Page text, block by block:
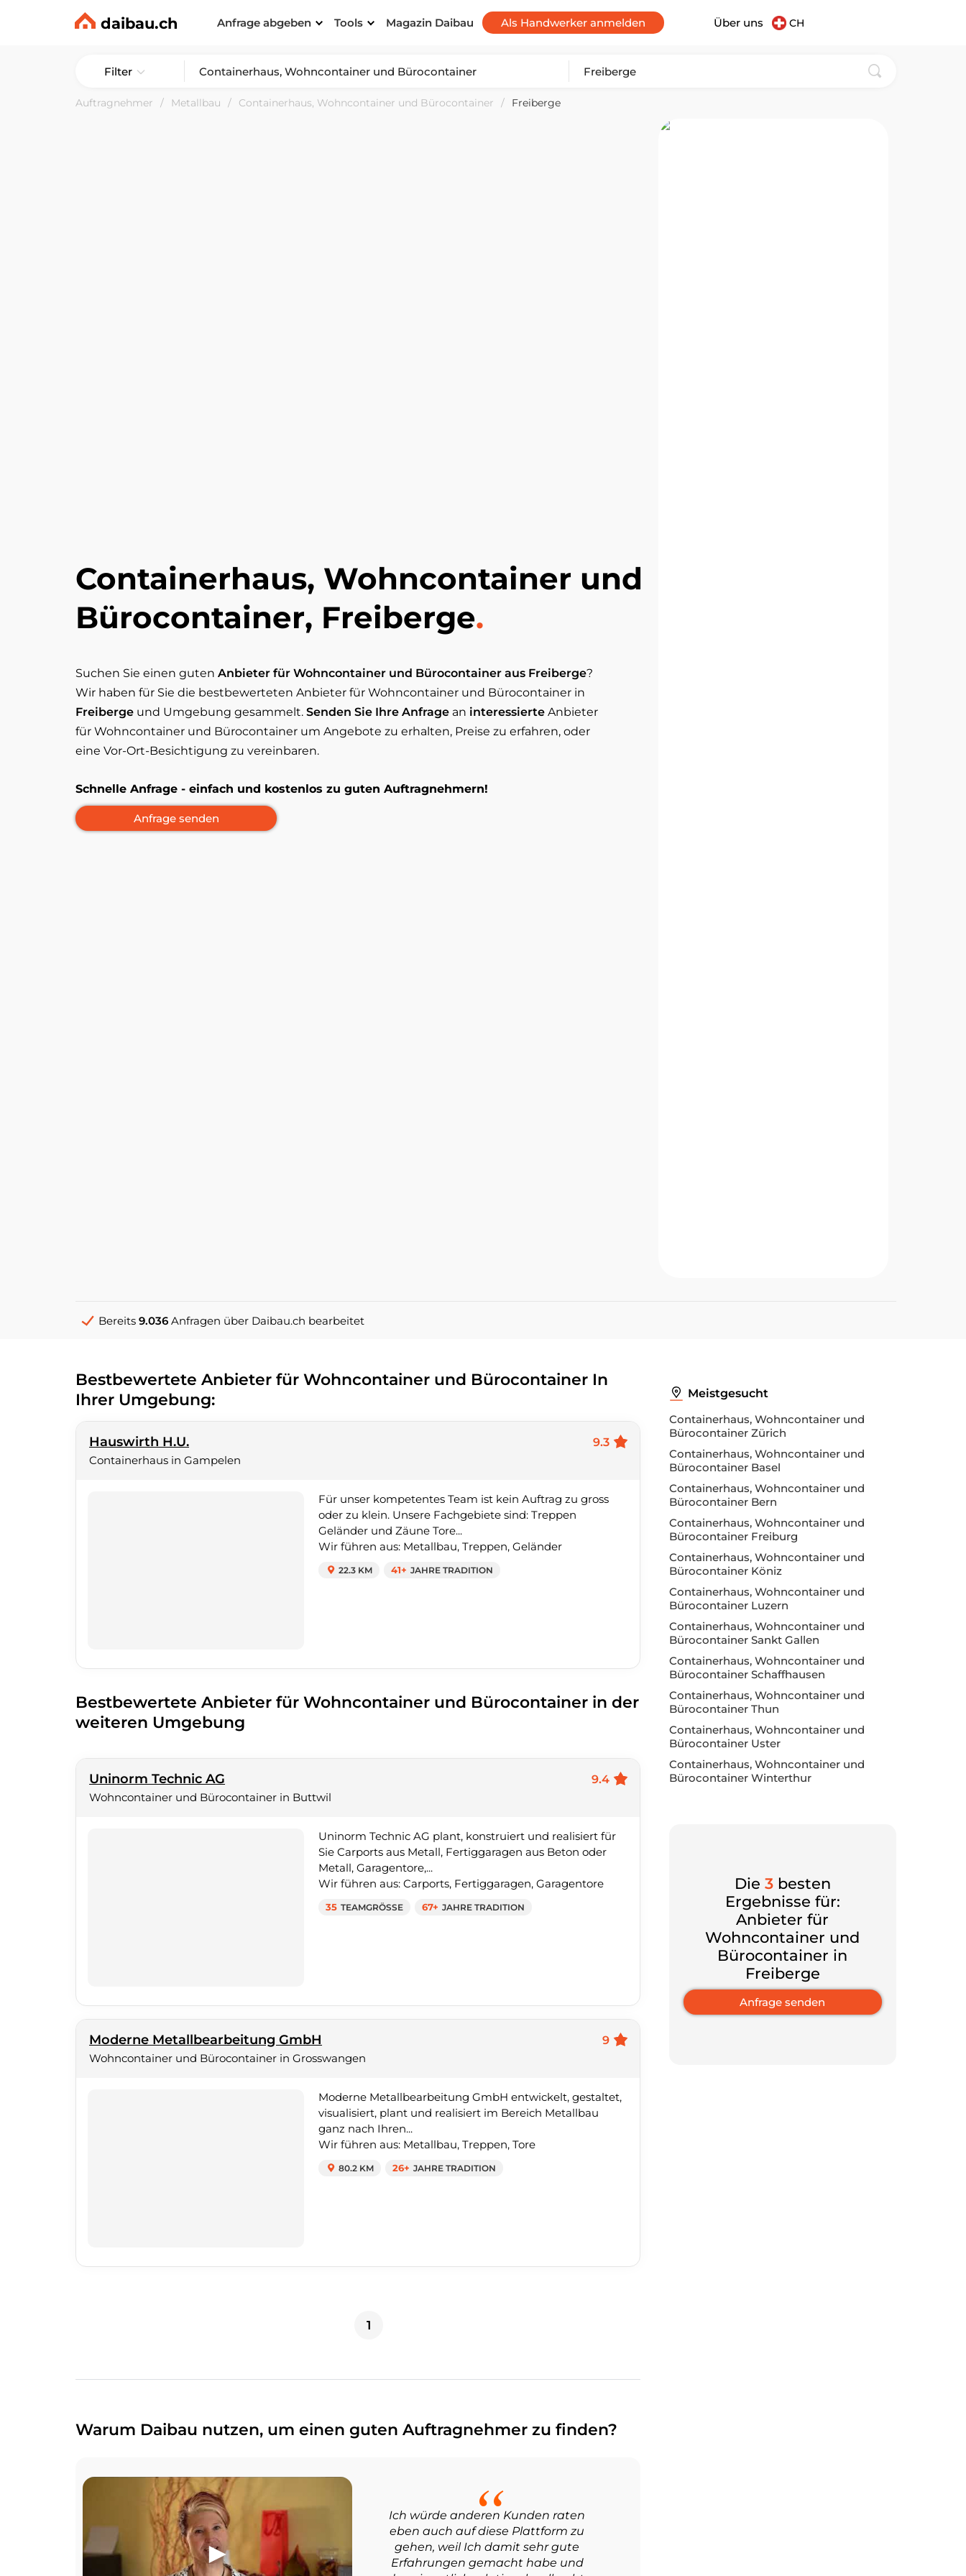
daibau.ch Anfrage abgeben Tools Magazin Daibau Als Handwerker anmelden Über uns CH
Filter
Auftragnehmer Metallbau Containerhaus, Wohncontainer und Bürocontainer Freiberge
Containerhaus, Wohncontainer und
Bürocontainer, Freiberge.
Suchen Sie einen gutenAnbieter für Wohncontainer und Bürocontainer aus Freiberge?
Wir haben für Sie die bestbewerteten Anbieter für Wohncontainer und Bürocontainer in
Freiberge und Umgebung gesammelt.Senden Sie Ihre Anfrage an interessierte Anbieter
für Wohncontainer und Bürocontainer um Angebote zu erhalten, Preise zu erfahren, oder
eine Vor-Ort-Besichtigung zu vereinbaren.
Schnelle Anfrage - einfach und kostenlos zu guten Auftragnehmern!
Bereits9.036 Anfragen über Daibau.ch bearbeitet
Bestbewertete Anbieter für Wohncontainer und Bürocontainer In
Ihrer Umgebung:
Hauswirth H.U.
9.3
Containerhaus in Gampelen
Für unser kompetentes Team ist kein Auftrag zu gross
oder zu klein. Unsere Fachgebiete sind: Treppen
Geländer und Zäune Tore...
Wir führen aus: Metallbau, Treppen, Geländer
22.3 KM 41+ JAHRE TRADITION
Bestbewertete Anbieter für Wohncontainer und Bürocontainer in der
weiteren Umgebung
Uninorm Technic AG
9.4
Wohncontainer und Bürocontainer in Buttwil
Uninorm Technic AG plant, konstruiert und realisiert für
Sie Carports aus Metall, Fertiggaragen aus Beton oder
Metall, Garagentore,...
Wir führen aus: Carports, Fertiggaragen, Garagentore
35 TEAMGRÖSSE 67+ JAHRE TRADITION
Moderne Metallbearbeitung GmbH
9
Wohncontainer und Bürocontainer in Grosswangen
Moderne Metallbearbeitung GmbH entwickelt, gestaltet,
visualisiert, plant und realisiert im Bereich Metallbau
ganz nach Ihren...
Wir führen aus: Metallbau, Treppen, Tore
80.2 KM 26+ JAHRE TRADITION
1
Warum Daibau nutzen, um einen guten Auftragnehmer zu finden?
Ich würde anderen Kunden raten
eben auch auf diese Plattform zu
gehen, weil Ich damit sehr gute
Erfahrungen gemacht habe und
Meistgesucht
Containerhaus, Wohncontainer und
Bürocontainer Zürich
Containerhaus, Wohncontainer und
Bürocontainer Basel
Containerhaus, Wohncontainer und
Bürocontainer Bern
Containerhaus, Wohncontainer und
Bürocontainer Freiburg
Containerhaus, Wohncontainer und
Bürocontainer Köniz
Containerhaus, Wohncontainer und
Bürocontainer Luzern
Containerhaus, Wohncontainer und
Bürocontainer Sankt Gallen
Containerhaus, Wohncontainer und
Bürocontainer Schaffhausen
Containerhaus, Wohncontainer und
Bürocontainer Thun
Containerhaus, Wohncontainer und
Bürocontainer Uster
Containerhaus, Wohncontainer und
Bürocontainer Winterthur
Die 3besten
Ergebnisse für:
Anbieter für
Wohncontainer und
Bürocontainer in
Freiberge